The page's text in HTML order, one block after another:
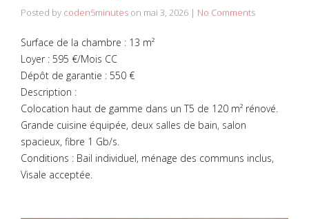
Posted by coden5minutes on mai 3, 2026 | No Comments
Surface de la chambre : 13 m²
Loyer : 595 €/Mois CC
Dépôt de garantie : 550 €
Description :
Colocation haut de gamme dans un T5 de 120 m² rénové.
Grande cuisine équipée, deux salles de bain, salon
spacieux, fibre 1 Gb/s.
Conditions : Bail individuel, ménage des communs inclus,
Visale acceptée.